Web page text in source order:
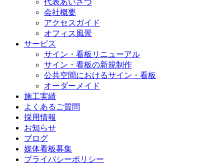
代表あいさつ
会社概要
アクセスガイド
オフィス風景
サービス
サイン・看板リニューアル
サイン・看板の新規制作
公共空間におけるサイン・看板
オーダーメイド
施工実績
よくあるご質問
採用情報
お知らせ
ブログ
媒体看板募集
プライバシーポリシー